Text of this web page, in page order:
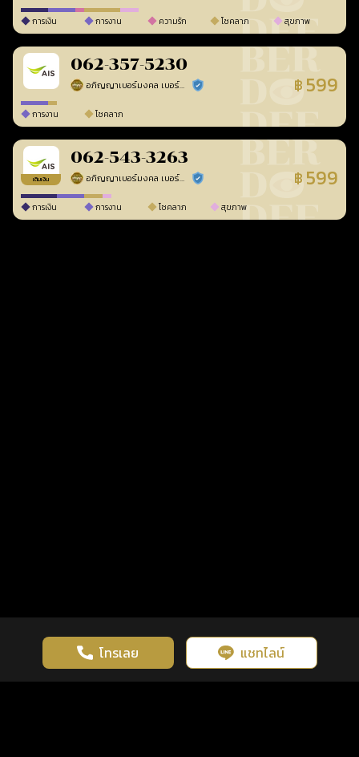
การเงิน การงาน ความรัก โชคลาภ สุขภาพ
062-357-5230
อภิญญาเบอร์มงคล เบอร์สวยเลขศาสตร์ ร้านยืนยันแล้ว ฿ 599
การงาน โชคลาภ
เติมเงิน
062-543-3263
อภิญญาเบอร์มงคล เบอร์สวยเลขศาสตร์ ร้านยืนยันแล้ว ฿ 599
การเงิน การงาน โชคลาภ สุขภาพ
โทรเลย แชทไลน์
เว็บไซต์นี้มีการใช้งานคุกกี้ เพื่อเพิ่มประสิทธิภาพและประสบการณ์ที่ดี
ในการใช้งานเว็บไซต์ นโยบายความเป็นส่วนตัว
รู้ก่อน พร้อมกว่า ทุกจังหวะชีวิต คลิกดูดวงฟรี